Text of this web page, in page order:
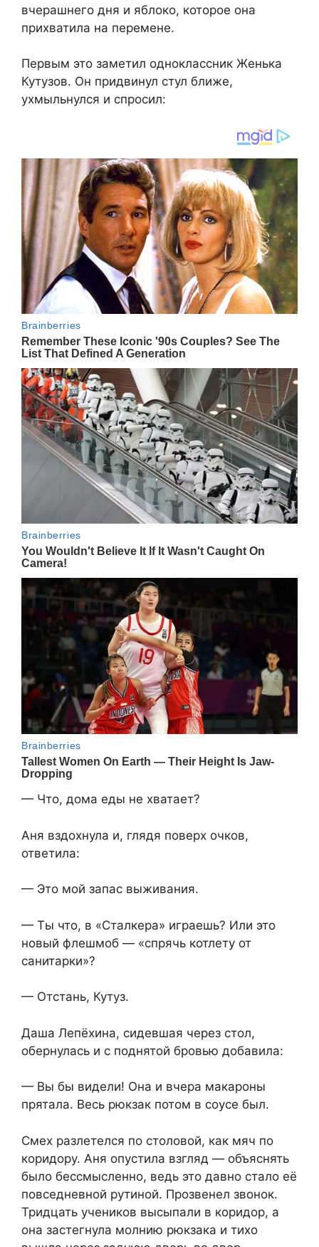
вчерашнего дня и яблоко, которое она
прихватила на перемене.
Первым это заметил одноклассник Женька
Кутузов. Он придвинул стул ближе,
ухмыльнулся и спросил:
— Что, дома еды не хватает?
Аня вздохнула и, глядя поверх очков,
ответила:
— Это мой запас выживания.
— Ты что, в «Сталкера» играешь? Или это
новый флешмоб — «спрячь котлету от
санитарки»?
— Отстань, Кутуз.
Даша Лепёхина, сидевшая через стол,
обернулась и с поднятой бровью добавила:
— Вы бы видели! Она и вчера макароны
прятала. Весь рюкзак потом в соусе был.
Смех разлетелся по столовой, как мяч по
коридору. Аня опустила взгляд — объяснять
было бессмысленно, ведь это давно стало её
повседневной рутиной. Прозвенел звонок.
Тридцать учеников высыпали в коридор, а
она застегнула молнию рюкзака и тихо